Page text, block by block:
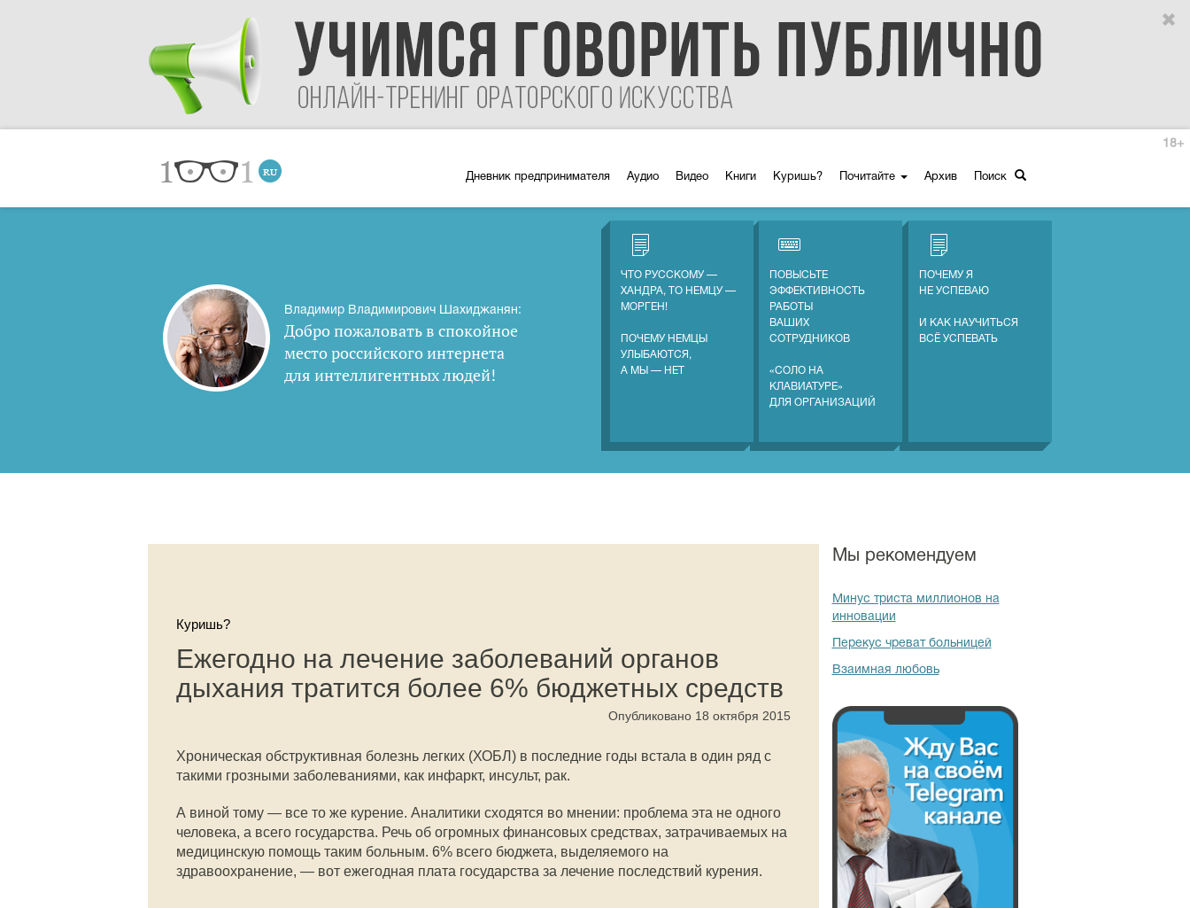
Дневник предпринимателя Аудио Видео Книги Куришь? Почитайте Архив Поиск
18+
Владимир Владимирович Шахиджанян:
Добро пожаловать в спокойное
место российского интернета
для интеллигентных людей!
ЧТО РУССКОМУ —
ХАНДРА, ТО НЕМЦУ —
МОРГЕН!
ПОЧЕМУ НЕМЦЫ
УЛЫБАЮТСЯ,
А МЫ — НЕТ
ПОВЫСЬТЕ
ЭФФЕКТИВНОСТЬ
РАБОТЫ
ВАШИХ
СОТРУДНИКОВ
«СОЛО НА
КЛАВИАТУРЕ»
ДЛЯ ОРГАНИЗАЦИЙ
ПОЧЕМУ Я
НЕ УСПЕВАЮ
И КАК НАУЧИТЬСЯ
ВСЁ УСПЕВАТЬ
Куришь?
Ежегодно на лечение заболеваний органов
дыхания тратится более 6% бюджетных средств
Опубликовано 18 октября 2015
Хроническая обструктивная болезнь легких (ХОБЛ) в последние годы встала в один ряд с
такими грозными заболеваниями, как инфаркт, инсульт, рак.
А виной тому — все то же курение. Аналитики сходятся во мнении: проблема эта не одного
человека, а всего государства. Речь об огромных финансовых средствах, затрачиваемых на
медицинскую помощь таким больным. 6% всего бюджета, выделяемого на
здравоохранение, — вот ежегодная плата государства за лечение последствий курения.
Мы рекомендуем
Минус триста миллионов на
инновации
Перекус чреват больницей
Взаимная любовь